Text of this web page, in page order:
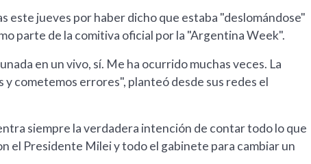
este jueves por haber dicho que estaba "deslomándose"
parte de la comitiva oficial por la "Argentina Week".
en un vivo, sí. Me ha ocurrido muchas veces. La
y cometemos errores", planteó desde sus redes el
siempre la verdadera intención de contar todo lo que
el Presidente Milei y todo el gabinete para cambiar un